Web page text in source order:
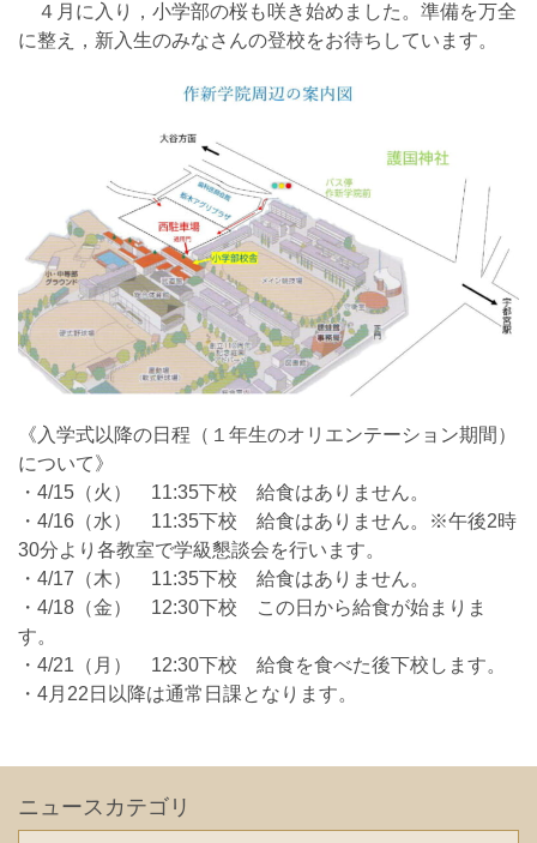
４月に入り，小学部の桜も咲き始めました。準備を万全
に整え，新入生のみなさんの登校をお待ちしています。
《入学式以降の日程（１年生のオリエンテーション期間）
について》
・4/15（火） 11:35下校 給食はありません。
・4/16（水） 11:35下校 給食はありません。※午後2時
30分より各教室で学級懇談会を行います。
・4/17（木） 11:35下校 給食はありません。
・4/18（金） 12:30下校 この日から給食が始まりま
す。
・4/21（月） 12:30下校 給食を食べた後下校します。
・4月22日以降は通常日課となります。
ニュースカテゴリ